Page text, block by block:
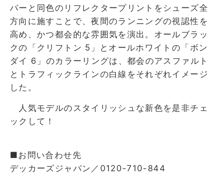
パーと同色のリフレクタープリントをシューズ全
方向に施すことで、夜間のランニングの視認性を
高め、かつ都会的な雰囲気を演出。オールブラッ
クの「クリフトン 5」とオールホワイトの「ボン
ダイ 6」のカラーリングは、都会のアスファルト
とトラフィックラインの白線をそれぞれイメージ
した。
人気モデルのスタイリッシュな新色を是非チェ
ックして！
■お問い合わせ先
デッカーズジャパン／0120-710-844